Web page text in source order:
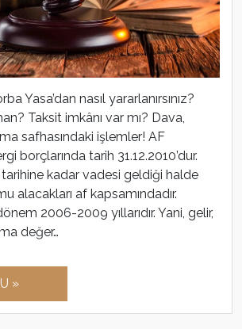
Yasa’dan nasıl yararlanırsınız?
Taksit imkânı var mı? Dava,
safhasındaki işlemler! AF
borçlarında tarih 31.12.2010’dur.
tarihine kadar vadesi geldiği halde
alacakları af kapsamındadır.
2006-2009 yıllarıdır. Yani, gelir,
değer…
»